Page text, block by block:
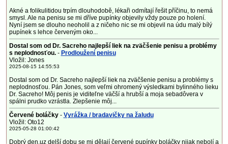
Akné a folikulitidou trpím dlouhodobě, lékaři odmítají řešit příčinu, to nemá
smysl. Ale na penisu se mi dříve pupínky objevily vždy pouze po holení.
Nyní jsem se dlouho neoholil a z ničeho nic se mi objevil na údu malý bílý
pupínek s lehce červeným oko...
Dostal som od Dr. Sacreho najlepší liek na zväčšenie penisu a problémy
s neplodnosťou.- Prodloužení penisu
Vložil: Jones
2025-08-15 14:55:53
Dostal som od Dr. Sacreho najlepší liek na zväčšenie penisu a problémy s
neplodnosťou. Pán Jones, som veľmi ohromený výsledkami bylinného lieku
Dr. Sacreho! Môj penis je viditeľne väčší a hrubší a moja sebadôvera v
spálni prudko vzrástla. Zlepšenie môj...
Červené boláčky - Vyrážka / bradavičky na žaludu
Vložil: Oto12
2025-05-28 01:00:42
Dobrý den,uz delší dobu se mi dělají červené pupínky boláčky nijak nebolí a